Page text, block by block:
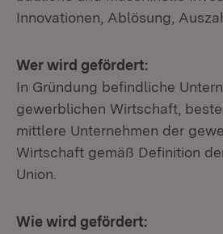
Innovationen, Ablösung,
Wer wird gefördert:
In Gründung befindliche
gewerblichen Wirtschaft,
mittlere Unternehmen der
Wirtschaft gemäß Definition
Union.
Wie wird gefördert: